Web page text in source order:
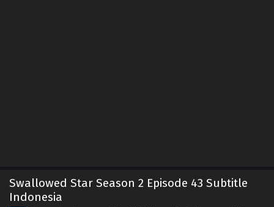
Swallowed Star Season 2 Episode 43 Subtitle
Indonesia